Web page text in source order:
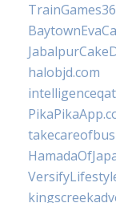
halobjd.com